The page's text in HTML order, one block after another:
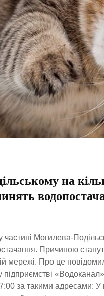
на
Могилева-
Причиною
мережі. Про це
підприємстві
за такими адресами: У